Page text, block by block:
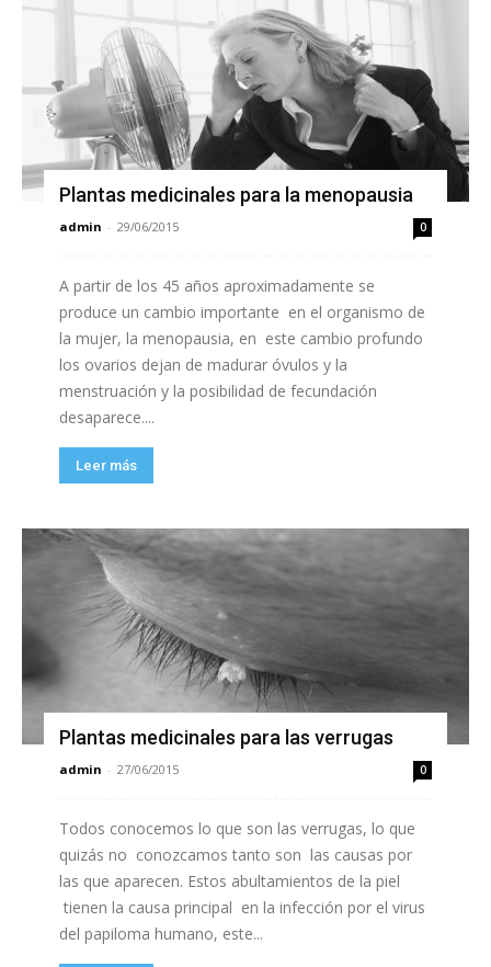
Plantas medicinales para la menopausia
admin - 29/06/2015 0
A partir de los 45 años aproximadamente se
produce un cambio importante en el organismo de
la mujer, la menopausia, en este cambio profundo
los ovarios dejan de madurar óvulos y la
menstruación y la posibilidad de fecundación
desaparece....
Leer más
Plantas medicinales para las verrugas
admin - 27/06/2015 0
Todos conocemos lo que son las verrugas, lo que
quizás no conozcamos tanto son las causas por
las que aparecen. Estos abultamientos de la piel
tienen la causa principal en la infección por el virus
del papiloma humano, este...